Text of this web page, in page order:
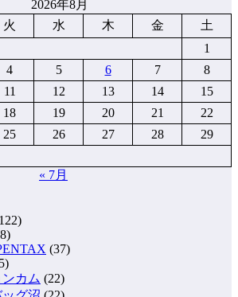
2026年8月
火 水 木 金
土
1
4 5 6 7
8
11 12 13 14
15
18 19 20 21
22
25 26 27 28
29
« 7月
(37)
カム (22)